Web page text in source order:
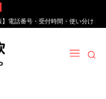
話番号・受付時間・使い分け
スク・高金利通貨詐欺の見分け